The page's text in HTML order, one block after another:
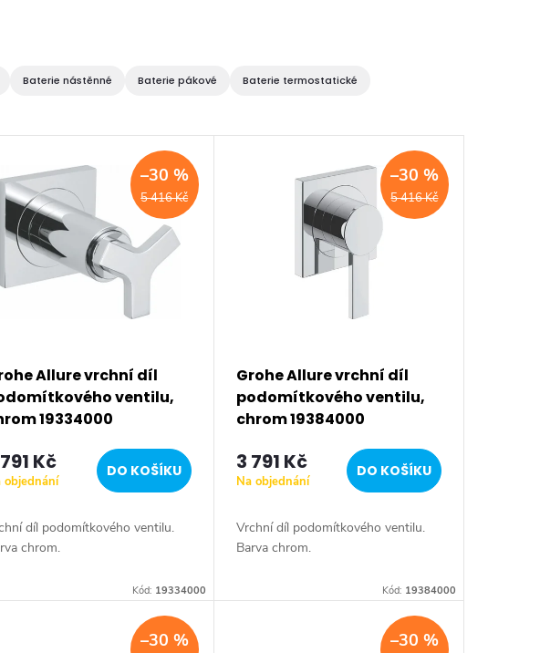
Baterie nástěnné Baterie pákové Baterie termostatické
5 416 Kč
–30 %
Allure vrchní díl
ventilu,
19334000
Kč
objednání
DO KOŠÍKU
díl podomítkového ventilu.
chrom.
Kód: 19334000
5 416 Kč
–30 %
Grohe Allure vrchní díl
podomítkového ventilu,
chrom 19384000
3 791 Kč
Na objednání
DO KOŠÍKU
Vrchní díl podomítkového ventilu.
Barva chrom.
Kód: 19384000
–30 % –30 %